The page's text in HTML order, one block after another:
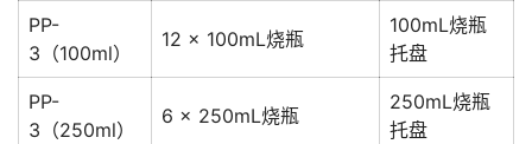
PP-
3（100ml）
12 x 100mL烧瓶
100mL烧瓶
托盘
PP-
3（250ml）
6 x 250mL烧瓶
250mL烧瓶
托盘